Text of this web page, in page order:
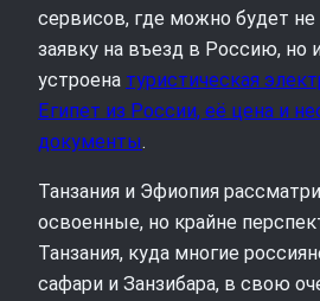
сервисов, где можно будет не
заявку на въезд в Россию, но
устроена туристическая
Египет из России, её цена и
документы.
Танзания и Эфиопия
освоенные, но крайне
Танзания, куда многие
сафари и Занзибара, в свою